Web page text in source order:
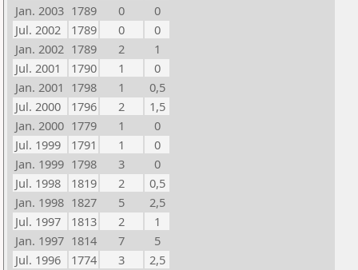
Jan. 2003 1789 0
0
Jul. 2002
1789 0
0
Jan. 2002 1789 2
1
Jul. 2001
1790 1
0
Jan. 2001 1798 1
0,5
Jul. 2000
1796 2
1,5
Jan. 2000 1779 1
0
Jul. 1999
1791 1
0
Jan. 1999 1798 3
0
Jul. 1998
1819 2
0,5
Jan. 1998 1827 5
2,5
Jul. 1997
1813 2
1
Jan. 1997 1814 7
5
Jul. 1996
1774 3
2,5